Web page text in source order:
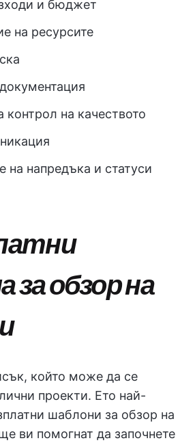
и бюджет
на ресурсите
контрол на качеството
на напредъка и статуси
за обзор на
който може да се
проекти. Ето най-
шаблони за обзор на
ви помогнат да започнете